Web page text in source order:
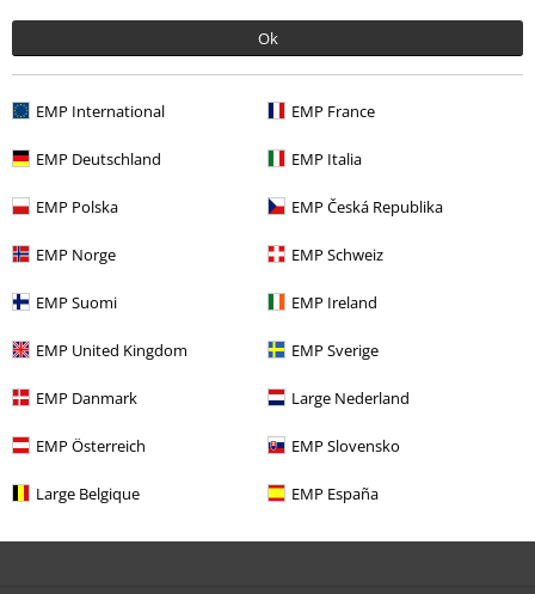
Ok
EMP International EMP France
EMP Deutschland EMP Italia
EMP Polska EMP Česká Republika
EMP Norge EMP Schweiz
EMP Suomi EMP Ireland
EMP United Kingdom EMP Sverige
EMP Danmark Large Nederland
EMP Österreich EMP Slovensko
Large Belgique EMP España
%
Más categorías. Más opciones